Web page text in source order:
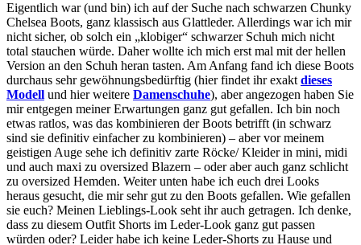
Eigentlich war (und bin) ich auf der Suche nach schwarzen Chunky
Chelsea Boots, ganz klassisch aus Glattleder. Allerdings war ich mir
nicht sicher, ob solch ein „klobiger“ schwarzer Schuh mich nicht
total stauchen würde. Daher wollte ich mich erst mal mit der hellen
Version an den Schuh heran tasten. Am Anfang fand ich diese Boots
durchaus sehr gewöhnungsbedürftig (hier findet ihr exakt dieses
Modell und hier weitere Damenschuhe), aber angezogen haben Sie
mir entgegen meiner Erwartungen ganz gut gefallen. Ich bin noch
etwas ratlos, was das kombinieren der Boots betrifft (in schwarz
sind sie definitiv einfacher zu kombinieren) – aber vor meinem
geistigen Auge sehe ich definitiv zarte Röcke/ Kleider in mini, midi
und auch maxi zu oversized Blazern – oder aber auch ganz schlicht
zu oversized Hemden. Weiter unten habe ich euch drei Looks
heraus gesucht, die mir sehr gut zu den Boots gefallen. Wie gefallen
sie euch? Meinen Lieblings-Look seht ihr auch getragen. Ich denke,
dass zu diesem Outfit Shorts im Leder-Look ganz gut passen
würden oder? Leider habe ich keine Leder-Shorts zu Hause und